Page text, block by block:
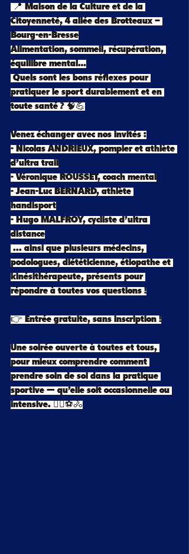
📍 Maison de la Culture et de la
Citoyenneté, 4 allée des Brotteaux –
Bourg-en-Bresse
Alimentation, sommeil, récupération,
équilibre mental…
Quels sont les bons réflexes pour
pratiquer le sport durablement et en
toute santé ? 🧠💪
Venez échanger avec nos invités :
- Nicolas ANDRIEUX, pompier et athlète
d’ultra trail
- Véronique ROUSSET, coach mental
- Jean-Luc BERNARD, athlète
handisport
- Hugo MALFROY, cycliste d’ultra
distance
... ainsi que plusieurs médecins,
podologues, diététicienne, étiopathe et
kinésithérapeute, présents pour
répondre à toutes vos questions !
👉 Entrée gratuite, sans inscription !
Une soirée ouverte à toutes et tous,
pour mieux comprendre comment
prendre soin de soi dans la pratique
sportive — qu’elle soit occasionnelle ou
intensive. 🏃‍♀️⚽🚴